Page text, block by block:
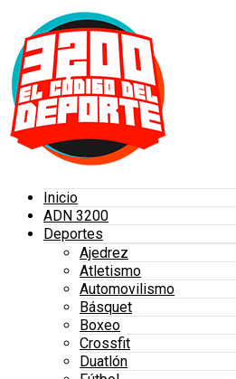
Inicio
ADN 3200
Deportes
Ajedrez
Atletismo
Automovilismo
Básquet
Boxeo
Crossfit
Duatlón